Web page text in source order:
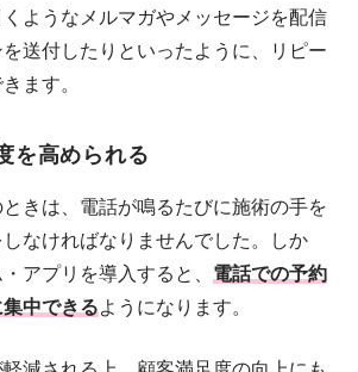
ようなメルマガやメッセージを配信
送付したりといったように、リピー
ます。
を高められる
きは、電話が鳴るたびに施術の手を
なければなりませんでした。しか
アプリを導入すると、 電話での予約
中できるようになります。